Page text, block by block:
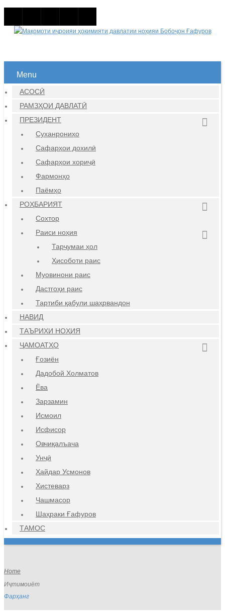
Menu
АСОСӢ
РАМЗҲОИ ДАВЛАТӢ
ПРЕЗИДЕНТ
Суханрониҳо
Сафарҳои дохилӣ
Сафарҳои хориҷӣ
Фармонҳо
Паёмҳо
РОҲБАРИЯТ
Сохтор
Раиси ноҳия
Тарҷумаи ҳол
Ҳисоботи раис
Муовинони раис
Дастгоҳи раис
Тартиби қабули шаҳрвандон
НАВИД
ТАЪРИХИ НОҲИЯ
ҶАМОАТҲО
Ғозиён
Дадобой Холматов
Ёва
Зарзамин
Исмоил
Исфисор
Овчиқалъача
Унҷӣ
Ҳайдар Усмонов
Хистеварз
Чашмасор
Шаҳраки Ғафуров
ТАМОС
Home
Иҷтимоиёт
Фарҳанг